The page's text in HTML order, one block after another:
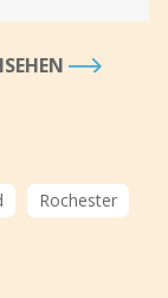
Rochester